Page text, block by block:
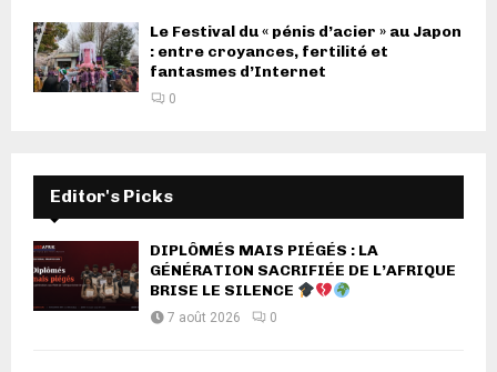
Le Festival du « pénis d’acier » au Japon
: entre croyances, fertilité et
fantasmes d’Internet
0
Editor's Picks
DIPLÔMÉS MAIS PIÉGÉS : LA
GÉNÉRATION SACRIFIÉE DE L’AFRIQUE
BRISE LE SILENCE
7 août 2026 0